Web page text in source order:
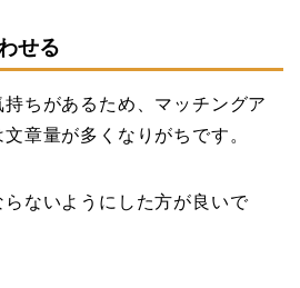
せる
ちがあるため、マッチングア
章量が多くなりがちです。
らないようにした方が良いで